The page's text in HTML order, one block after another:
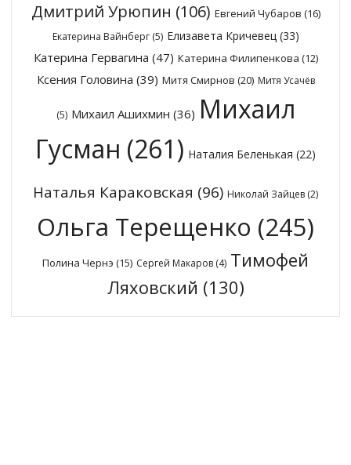
Дмитрий Урюпин (106) Евгений Чубаров (16)
Екатерина Вайнберг(5) Елизавета Кричевец(33)
Катерина Гервагина (47) Катерина Филипенкова (12)
Ксения Головина (39) Митя Смирнов (20) Митя Усачёв
(5) Михаил Ашихмин (36) Михаил
Гусман (261) Наталия Беленькая (22)
Наталья Караковская (96) Николай Зайцев (2)
Ольга Терещенко (245)
Полина Чернэ (15) Сергей Макаров (4) Тимофей
Ляховский (130)